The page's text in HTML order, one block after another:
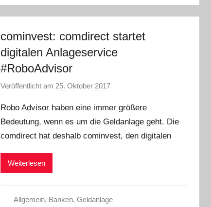
cominvest: comdirect startet
digitalen Anlageservice
#RoboAdvisor
Veröffentlicht am 25. Oktober 2017v
n
C
W
Robo Advisor haben eine immer größere
Bedeutung, wenn es um die Geldanlage geht. Die
comdirect hat deshalb cominvest, den digitalen
Weiterlesen
Allgemein, Banken,Geldanlage